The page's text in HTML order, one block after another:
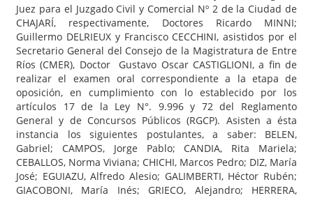
Juez para el Juzgado Civil y Comercial Nº 2 de la Ciudad de
CHAJARÍ, respectivamente, Doctores Ricardo MINNI;
Guillermo DELRIEUX y Francisco CECCHINI, asistidos por el
Secretario General del Consejo de la Magistratura de Entre
Ríos (CMER), Doctor Gustavo Oscar CASTIGLIONI, a fin de
realizar el examen oral correspondiente a la etapa de
oposición, en cumplimiento con lo establecido por los
artículos 17 de la Ley N°. 9.996 y 72 del Reglamento
General y de Concursos Públicos (RGCP). Asisten a ésta
instancia los siguientes postulantes, a saber: BELEN,
Gabriel; CAMPOS, Jorge Pablo; CANDIA, Rita Mariela;
CEBALLOS, Norma Viviana; CHICHI, Marcos Pedro; DIZ, María
José; EGUIAZU, Alfredo Alesio; GALIMBERTI, Héctor Rubén;
GIACOBONI, María Inés; GRIECO, Alejandro; HERRERA,